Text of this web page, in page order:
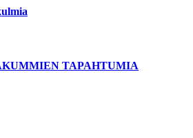
TAPAHTUMIA